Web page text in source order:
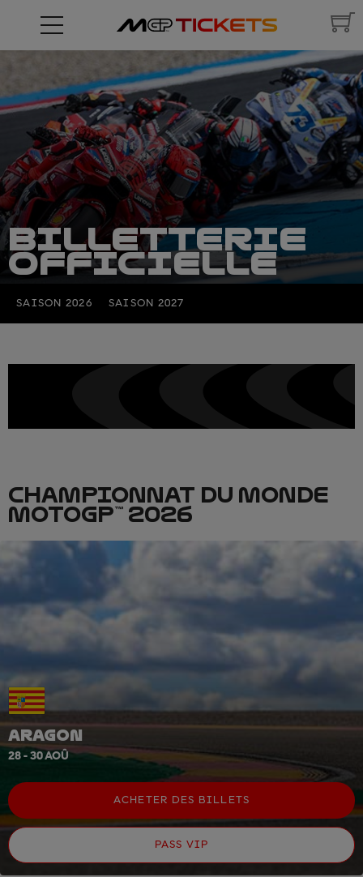
BILLETTERIE
OFFICIELLE
SAISON 2026 SAISON 2027
CHAMPIONNAT DU MONDE
MOTOGP™ 2026
ARAGON
28 - 30 AOÛ
ACHETER DES BILLETS
PASS VIP